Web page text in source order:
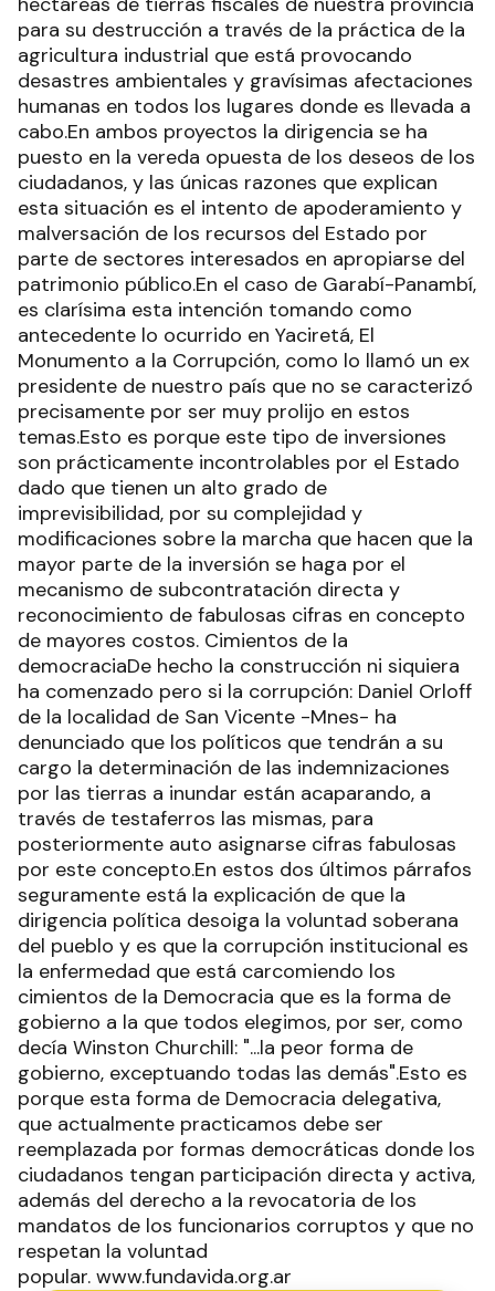
para su destrucción a través de la práctica de la
agricultura industrial que está provocando
desastres ambientales y gravísimas afectaciones
humanas en todos los lugares donde es llevada a
cabo.En ambos proyectos la dirigencia se ha
puesto en la vereda opuesta de los deseos de los
ciudadanos, y las únicas razones que explican
esta situación es el intento de apoderamiento y
malversación de los recursos del Estado por
parte de sectores interesados en apropiarse del
patrimonio público.En el caso de Garabí-Panambí,
es clarísima esta intención tomando como
antecedente lo ocurrido en Yaciretá, El
Monumento a la Corrupción, como lo llamó un ex
presidente de nuestro país que no se caracterizó
precisamente por ser muy prolijo en estos
temas.Esto es porque este tipo de inversiones
son prácticamente incontrolables por el Estado
dado que tienen un alto grado de
imprevisibilidad, por su complejidad y
modificaciones sobre la marcha que hacen que la
mayor parte de la inversión se haga por el
mecanismo de subcontratación directa y
reconocimiento de fabulosas cifras en concepto
de mayores costos. Cimientos de la
democraciaDe hecho la construcción ni siquiera
ha comenzado pero si la corrupción: Daniel Orloff
de la localidad de San Vicente -Mnes- ha
denunciado que los políticos que tendrán a su
cargo la determinación de las indemnizaciones
por las tierras a inundar están acaparando, a
través de testaferros las mismas, para
posteriormente auto asignarse cifras fabulosas
por este concepto.En estos dos últimos párrafos
seguramente está la explicación de que la
dirigencia política desoiga la voluntad soberana
del pueblo y es que la corrupción institucional es
la enfermedad que está carcomiendo los
cimientos de la Democracia que es la forma de
gobierno a la que todos elegimos, por ser, como
decía Winston Churchill: "...la peor forma de
gobierno, exceptuando todas las demás".Esto es
porque esta forma de Democracia delegativa,
que actualmente practicamos debe ser
reemplazada por formas democráticas donde los
ciudadanos tengan participación directa y activa,
además del derecho a la revocatoria de los
mandatos de los funcionarios corruptos y que no
respetan la voluntad
popular. www.fundavida.org.ar